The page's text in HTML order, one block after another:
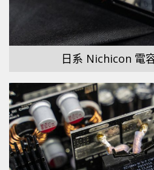
日系 Nichicon 電